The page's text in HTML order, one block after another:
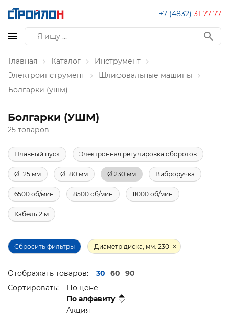
+7 (4832) 31-77-77
Главная Каталог
Инструмент
Электроинструмент
Шлифовальные машины
Болгарки (ушм)
Болгарки (УШМ)
25 товаров
Плавный пуск Электронная регулировка оборотов
Ø 125 мм Ø 180 мм Ø 230 мм Виброручка
6500 об/мин 8500 об/мин 11000 об/мин
Кабель 2 м
Сбросить фильтры Диаметр диска, мм: 230
Отображать товаров: 30 60
90
Сортировать:
По цене
По алфавиту
Акция